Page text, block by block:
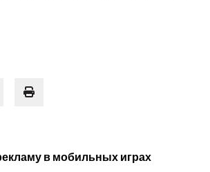
в мобильных играх